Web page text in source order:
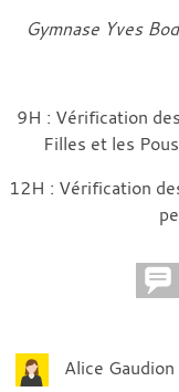
Gymnase Yves
9H : Vérification
Filles et les
12H : Vérification
Alice Gaudion